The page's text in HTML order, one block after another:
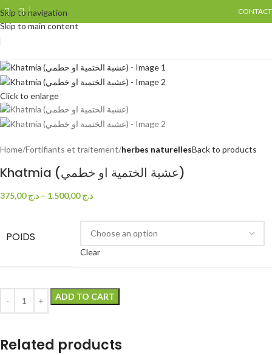
Skip to navigation
Skip to main content
CONTACT
Click to enlarge
Home Fortifiants et traitement herbes naturellesBack to products
Khatmia (عشبة الختمية او خطمي)
د.ج375,00 – د.ج1.500,00
POIDS
Clear
ADD TO CART
Related products